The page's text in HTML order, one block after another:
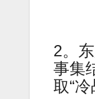
2。
事集
取“冷